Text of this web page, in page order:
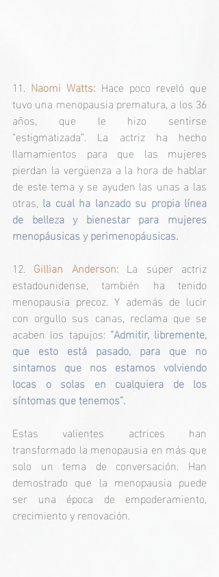
11. Naomi Watts: Hace poco reveló que
tuvo una menopausia prematura, a los 36
años, que le hizo sentirse
“estigmatizada”. La actriz ha hecho
llamamientos para que las mujeres
pierdan la vergüenza a la hora de hablar
de este tema y se ayuden las unas a las
otras, la cual ha lanzado su propia línea
de belleza y bienestar para mujeres
menopáusicas y perimenopáusicas.
12. Gillian Anderson: La súper actriz
estadounidense, también ha tenido
menopausia precoz. Y además de lucir
con orgullo sus canas, reclama que se
acaben los tapujos: “Admitir, libremente,
que esto está pasado, para que no
sintamos que nos estamos volviendo
locas o solas en cualquiera de los
síntomas que tenemos”.
Estas valientes actrices han
transformado la menopausia en más que
solo un tema de conversación. Han
demostrado que la menopausia puede
ser una época de empoderamiento,
crecimiento y renovación.